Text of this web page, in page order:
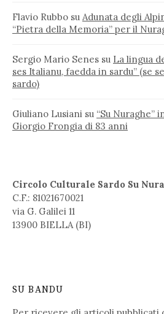
Flavio Rubbo su Adunata degli
“Pietra della Memoria” per il
Sergio Mario Senes su La lingua
ses Italianu, faedda in sardu” (se
sardo)
Giuliano Lusiani su “Su Nuraghe”
Giorgio Frongia di 83 anni
Circolo Culturale Sardo Su
C.F.: 81021670021
via G. Galilei 11
13900 BIELLA (BI)
SU BANDU